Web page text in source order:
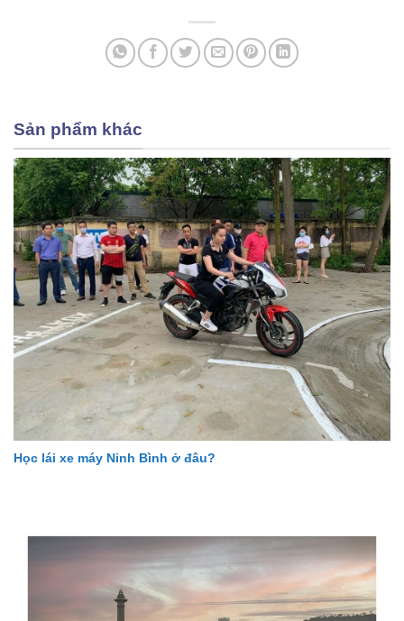
Sản phẩm khác
Học lái xe máy Ninh Bình ở đâu?